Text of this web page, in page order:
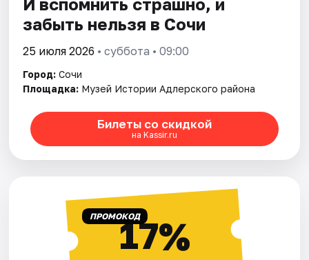
забыть нельзя в Сочи
25 июля 2026 • суббота • 09:00
Город: Сочи
Площадка: Музей Истории Адлерского района
Билеты со скидкой
на Kassir.ru
ПРОМОКОД17%